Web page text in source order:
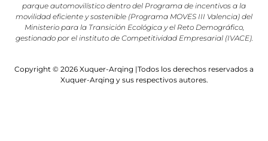
parque automovilístico dentro del Programa de incentivos a la
movilidad eficiente y sostenible (Programa MOVES III Valencia) del
Ministerio para la Transición Ecológica y el Reto Demográfico,
gestionado por el instituto de Competitividad Empresarial (IVACE).
Copyright © 2026 Xuquer-Arqing |Todos los derechos reservados a
Xuquer-Arqing y sus respectivos autores.